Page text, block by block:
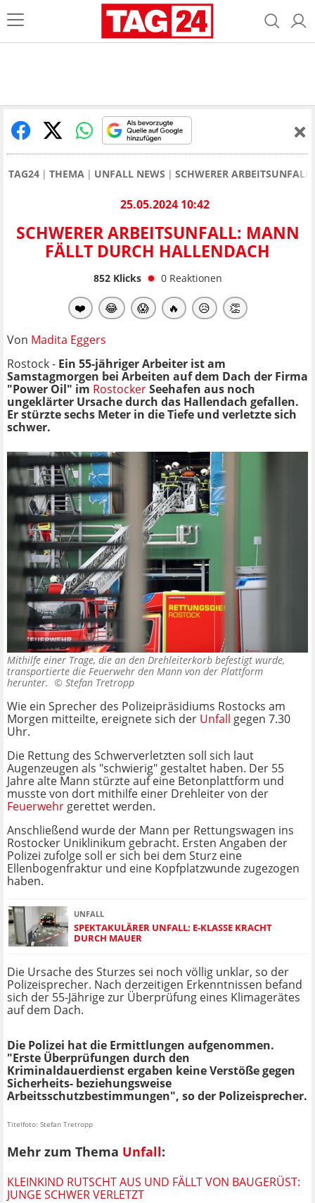
TAG24 THEMA UNFALL NEWS SCHWERER
25.05.2024 10:42
SCHWERER ARBEITSUNFALL: MANN
FÄLLT DURCH HALLENDACH
852Klicks 0 Reaktionen
❤️ 😂 😱 🔥 😥 👏
Von Madita Eggers
Rostock - Ein 55-jähriger Arbeiter ist am
Samstagmorgen bei Arbeiten auf dem Dach der Firma
"Power Oil" im RostockerSeehafen aus noch
ungeklärter Ursache durch das Hallendach gefallen.
Er stürzte sechs Meter in die Tiefe und verletzte sich
schwer.
Mithilfe einer Trage, die an den Drehleiterkorb befestigt wurde,
transportierte die Feuerwehr den Mann von der Plattform
herunter. © Stefan Tretropp
Wie ein Sprecher des Polizeipräsidiums Rostocks am
Morgen mitteilte, ereignete sich der Unfall gegen 7.30
Uhr.
Die Rettung des Schwerverletzten soll sich laut
Augenzeugen als "schwierig" gestaltet haben. Der 55
Jahre alte Mann stürzte auf eine Betonplattform und
musste von dort mithilfe einer Drehleiter von der
Feuerwehr gerettet werden.
Anschließend wurde der Mann per Rettungswagen ins
Rostocker Uniklinikum gebracht. Ersten Angaben der
Polizei zufolge soll er sich bei dem Sturz eine
Ellenbogenfraktur und eine Kopfplatzwunde zugezogen
haben.
UNFALL
SPEKTAKULÄRER UNFALL: E-KLASSE KRACHT
DURCH MAUER
Die Ursache des Sturzes sei noch völlig unklar, so der
Polizeisprecher. Nach derzeitigen Erkenntnissen befand
sich der 55-Jährige zur Überprüfung eines Klimagerätes
auf dem Dach.
Die Polizei hat die Ermittlungen aufgenommen.
"Erste Überprüfungen durch den
Kriminaldauerdienst ergaben keine Verstöße gegen
Sicherheits- beziehungsweise
Arbeitsschutzbestimmungen", so der Polizeisprecher.
Titelfoto: Stefan Tretropp
Mehr zum Thema Unfall:
KLEINKIND RUTSCHT AUS UND FÄLLT VON BAUGERÜST:
JUNGE SCHWER VERLETZT